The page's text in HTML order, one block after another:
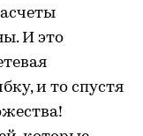
И это
и то спустя